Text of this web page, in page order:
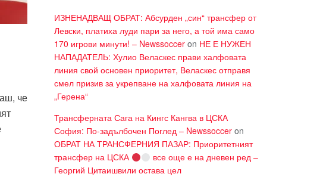
че
ИЗНЕНАДВАЩ ОБРАТ: Абсурден „син“ трансфер от
Левски, платиха луди пари за него, а той има само
170 игрови минути! – Newssoccer on НЕ Е НУЖЕН
НАПАДАТЕЛЬ: Хулио Веласкес прави халфовата
линия свой основен приоритет, Веласкес отправя
смел призив за укрепване на халфовата линия на
„Герена“
Трансферната Сага на Кингс Кангва в ЦСКА
София: По-задълбочен Поглед – Newssoccer on
ОБРАТ НА ТРАНСФЕРНИЯ ПАЗАР: Приоритетният
трансфер на ЦСКА
все още е на дневен ред –
Георгий Цитаишвили остава цел